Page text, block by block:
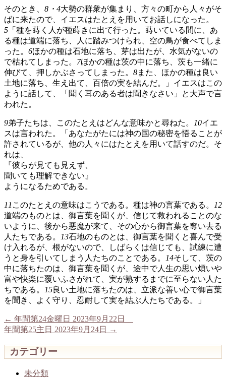
そのとき、 8・4大勢の群衆が集まり、方々の町から人々がそ
ばに来たので、イエスはたとえを用いてお話しになった。
5 「種を蒔く人が種蒔きに出て行った。蒔いている間に、あ
る種は道端に落ち、人に踏みつけられ、空の鳥が食べてしま
った。 6ほかの種は石地に落ち、芽は出たが、水気がないの
で枯れてしまった。 7ほかの種は茨の中に落ち、茨も一緒に
伸びて、押しかぶさってしまった。 8また、ほかの種は良い
土地に落ち、生え出て、百倍の実を結んだ。」イエスはこの
ように話して、「聞く耳のある者は聞きなさい」と大声で言
われた。
9弟子たちは、このたとえはどんな意味かと尋ねた。 10イエ
スは言われた。「あなたがたには神の国の秘密を悟ることが
許されているが、他の人々にはたとえを用いて話すのだ。そ
れは、
『彼らが見ても見えず、
聞いても理解できない』
ようになるためである。
11このたとえの意味はこうである。種は神の言葉である。 12
道端のものとは、御言葉を聞くが、信じて救われることのな
いように、後から悪魔が来て、その心から御言葉を奪い去る
人たちである。 13石地のものとは、御言葉を聞くと喜んで受
け入れるが、根がないので、しばらくは信じても、試練に遭
うと身を引いてしまう人たちのことである。 14そして、茨の
中に落ちたのは、御言葉を聞くが、途中で人生の思い煩いや
富や快楽に覆いふさがれて、実が熟するまでに至らない人た
ちである。 15良い土地に落ちたのは、立派な善い心で御言葉
を聞き、よく守り、忍耐して実を結ぶ人たちである。」
← 年間第24金曜日 2023年9月22日
年間第25主日 2023年9月24日
→
カテゴリー
未分類